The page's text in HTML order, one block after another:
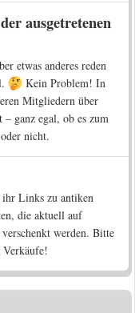
ausgetretenen
etwas anderes reden
Kein Problem! In
Mitgliedern über
– ganz egal, ob es zum
nicht.
ihr Links zu antiken
die aktuell auf
werden. Bitte
Verkäufe!